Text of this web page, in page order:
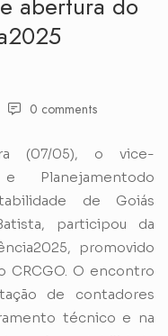
0 comments
(07/05), o vice-
Planejamentodo
de Goiás
participou da
promovido
CRCGO. O encontro
de contadores
técnico e na